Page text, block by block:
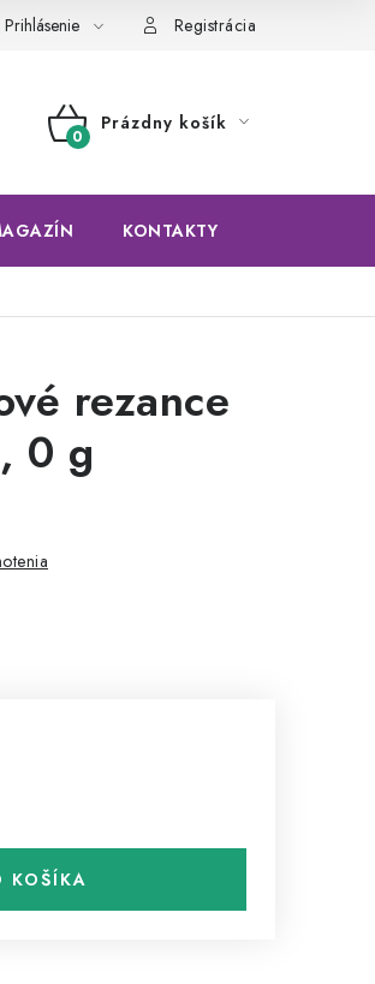
Prihlásenie Registrácia
NÁKUPNÝ
Prázdny košík
KONTAKTY
rezance
0 g
KOŠÍKA